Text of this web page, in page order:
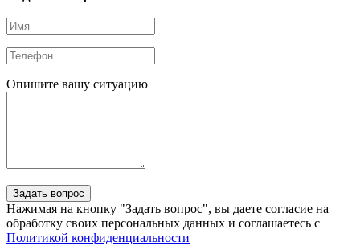
Опишите вашу ситуацию
Нажимая на кнопку "Задать вопрос", вы даете согласие на
обработку своих персональных данных и соглашаетесь с
Политикой конфиденциальности